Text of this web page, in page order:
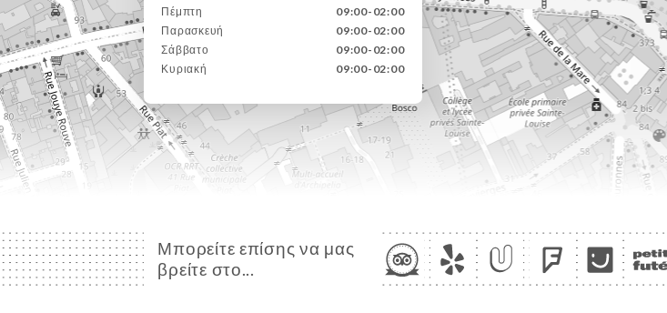
Πέμπτη
09:00-02:00
Παρασκευή
09:00-02:00
Σάββατο
09:00-02:00
Κυριακή
09:00-02:00
Μπορείτε επίσης να μας
βρείτε στο...